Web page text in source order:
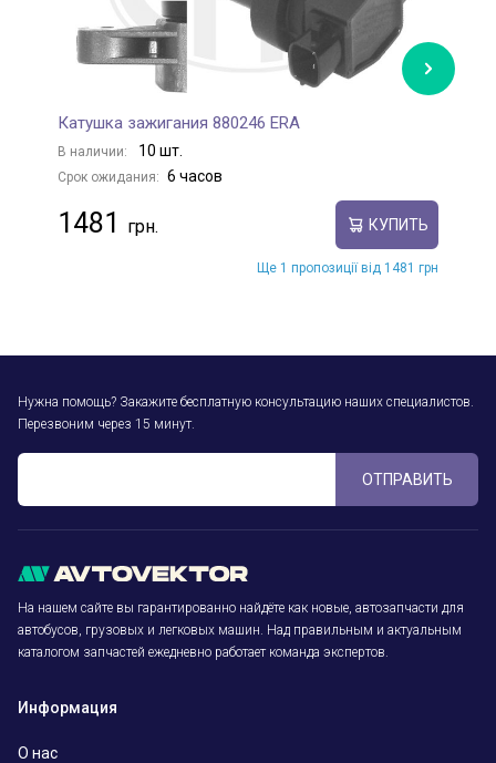
Катушка зажигания 880246 ERA
В наличии: 10 шт.
Срок ожидания: 6 часов
1481 КУПИТЬ
Ще 1 пропозиції від 1481 грн
Нужна помощь? Закажите бесплатную консультацию наших специалистов.
Перезвоним через 15 минут.
ОТПРАВИТЬ
На нашем сайте вы гарантированно найдёте как новые, автозапчасти для
автобусов, грузовых и легковых машин. Над правильным и актуальным
каталогом запчастей ежедневно работает команда экспертов.
Информация
О нас